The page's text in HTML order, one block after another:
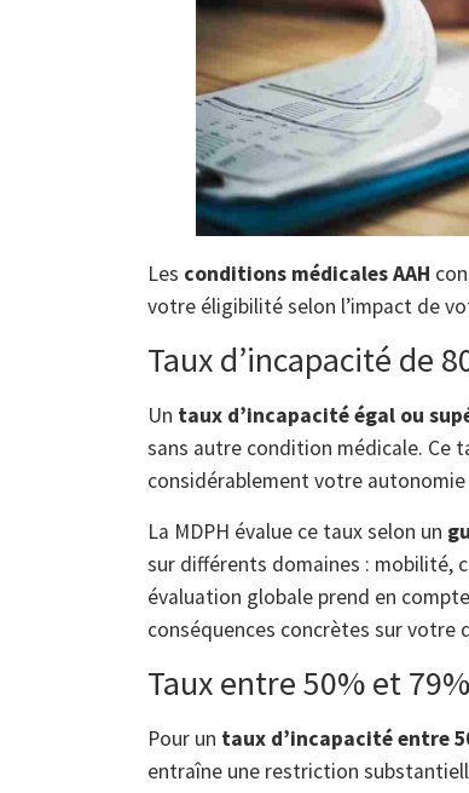
Les conditions médicales AAH
votre éligibilité selon l’impact de
Taux d’incapacité de
Un taux d’incapacité égal ou
sans autre condition médicale. Ce
considérablement votre
La MDPH évalue ce taux selon un
sur différents domaines : mobilité,
évaluation globale prend en
conséquences concrètes sur votre
Taux entre 50% et
Pour un taux d’incapacité entre
entraîne une restriction